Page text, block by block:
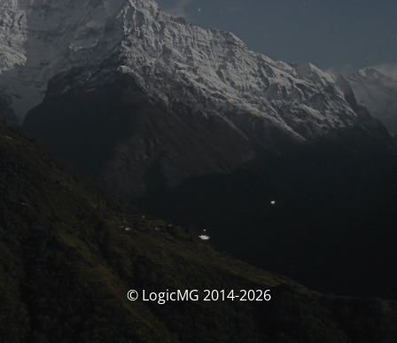
© LogicMG 2014-2026